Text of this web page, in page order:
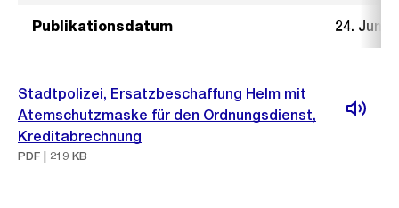
Publikationsdatum 24. Juni
Stadtpolizei, Ersatzbeschaffung Helm mit
Atemschutzmaske für den Ordnungsdienst,
Kreditabrechnung
PDF | 219 KB